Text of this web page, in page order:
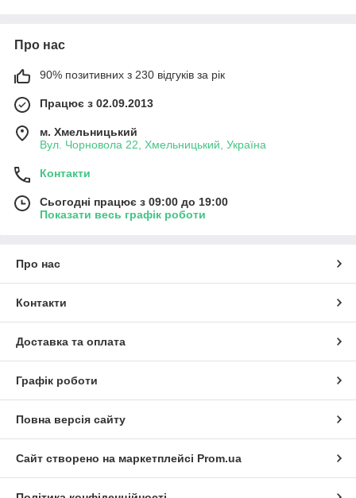
Про нас
90% позитивних з 230 відгуків за рік
Працює з 02.09.2013
м. Хмельницький
Вул. Чорновола 22, Хмельницький, Україна
Контакти
Сьогодні працює з 09:00 до 19:00
Показати весь графік роботи
Про нас
Контакти
Доставка та оплата
Графік роботи
Повна версія сайту
Сайт створено на маркетплейсі Prom.ua